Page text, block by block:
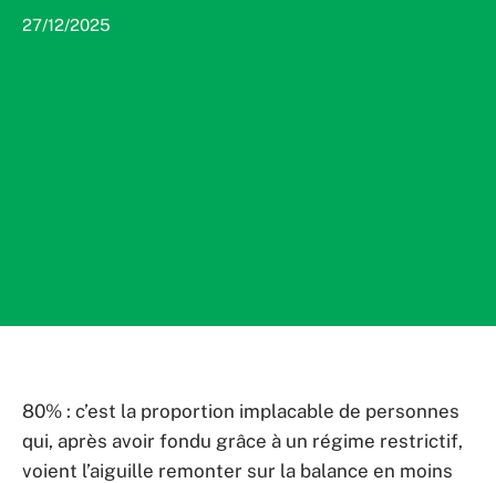
27/12/2025
80% : c’est la proportion implacable de personnes
qui, après avoir fondu grâce à un régime restrictif,
voient l’aiguille remonter sur la balance en moins